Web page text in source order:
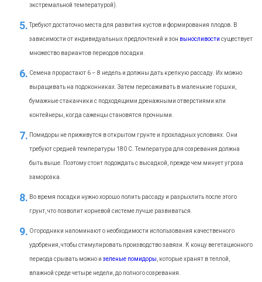
экстремальной температурой).
Требуют достаточно места для развития кустов и формирования плодов. В
зависимости от индивидуальных предпочтений и зон выносливости существует
множество вариантов периодов посадки.
Семена прорастают 6 – 8 недель и должны дать крепкую рассаду. Их можно
выращивать на подоконниках. Затем пересаживать в маленькие горшки,
бумажные стаканчики с подходящими дренажными отверстиями или
контейнеры, когда саженцы становятся прочными.
Помидоры не приживутся в открытом грунте и прохладных условиях. Они
требуют средней температуры 180 C. Температура для созревания должна
быть выше. Поэтому стоит подождать с высадкой, прежде чем минует угроза
заморозка.
Во время посадки нужно хорошо полить рассаду и разрыхлить после этого
грунт, что позволит корневой системе лучше развиваться.
Огородники напоминают о необходимости использования качественного
удобрения, чтобы стимулировать производство завязи. К концу вегетационного
периода срывать можно и зеленые помидоры , которые хранят в теплой,
влажной среде четыре недели, до полного созревания.